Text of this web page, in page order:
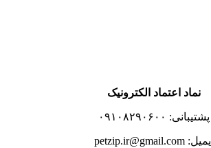
نماد اعتماد الکترونیک
پشتیبانی: ۰۹۱۰۸۲۹۰۶۰۰
ایمیل: petzip.ir@gmail.com